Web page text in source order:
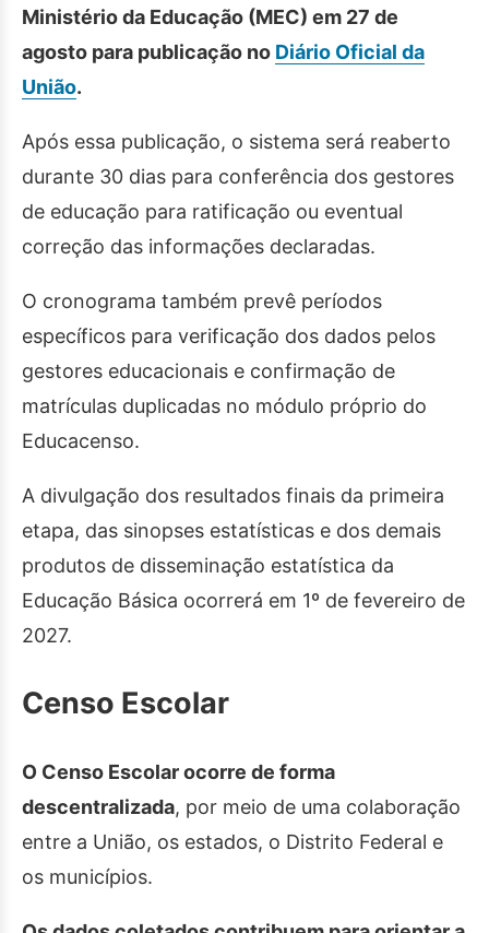
Ministério da Educação (MEC) em 27 de
agosto para publicação no Diário Oficial da
União.
Após essa publicação, o sistema será reaberto
durante 30 dias para conferência dos gestores
de educação para ratificação ou eventual
correção das informações declaradas.
O cronograma também prevê períodos
específicos para verificação dos dados pelos
gestores educacionais e confirmação de
matrículas duplicadas no módulo próprio do
Educacenso.
A divulgação dos resultados finais da primeira
etapa, das sinopses estatísticas e dos demais
produtos de disseminação estatística da
Educação Básica ocorrerá em 1º de fevereiro de
2027.
Censo Escolar
O Censo Escolar ocorre de forma
descentralizada, por meio de uma colaboração
entre a União, os estados, o Distrito Federal e
os municípios.